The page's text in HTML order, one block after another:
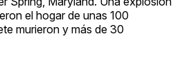
el hogar de unas 100
murieron y más de 30